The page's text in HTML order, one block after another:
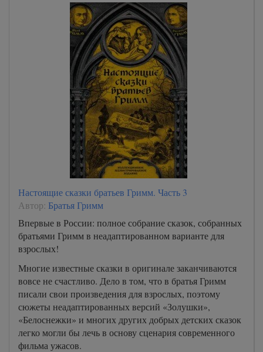
Настоящие сказки братьев Гримм. Часть 3
Автор: Братья Гримм
Впервые в России: полное собрание сказок, собранных
братьями Гримм в неадаптированном варианте для
взрослых!
Многие известные сказки в оригинале заканчиваются
вовсе не счастливо. Дело в том, что в братья Гримм
писали свои произведения для взрослых, поэтому
сюжеты неадаптированных версий «Золушки»,
«Белоснежки» и многих других добрых детских сказок
легко могли бы лечь в основу сценария современного
фильма ужасов.